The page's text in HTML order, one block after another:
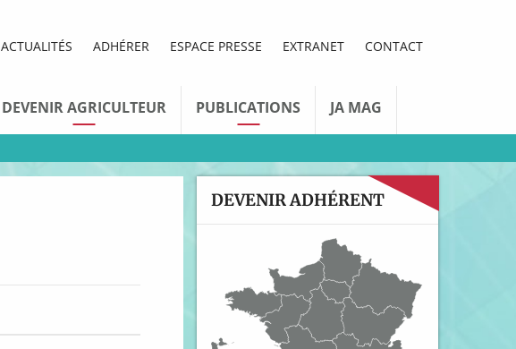
ACTUALITÉS ADHÉRER ESPACE PRESSE EXTRANET CONTACT
DEVENIR AGRICULTEUR PUBLICATIONS JA MAG
DEVENIR ADHÉRENT